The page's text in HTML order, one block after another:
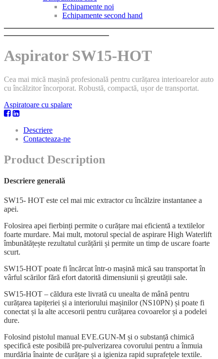
Echipamente noi
Echipamente second hand
Aspirator SW15-HOT
Cea mai mică mașină profesională pentru curățarea interioarelor auto
cu încălzitor încorporat. Robustă, compactă, ușor de transportat.
Aspiratoare cu spalare
Descriere
Contacteaza-ne
Product Description
Descriere generală
SW15- HOT este cel mai mic extractor cu încălzire instantanee a
apei.
Folosirea apei fierbinți permite o curățare mai eficientă a textilelor
foarte murdare. Mai mult, motorul special de aspirare High Waterlift
îmbunătățește rezultatul curățării și permite un timp de uscare foarte
scurt.
SW15-HOT poate fi încărcat într-o mașină mică sau transportat în
vârful scărilor fără efort datorită dimensiunii și greutății sale.
SW15-HOT – căldura este livrată cu unealta de mână pentru
curățarea tapițeriei și a interiorului mașinilor (NS10PN) și poate fi
conectat și la alte accesorii pentru curățarea covoarelor și a podelei
dure.
Folosind pistolul manual EVE.GUN-M și o substanță chimică
specifică este posibilă pre-pulverizarea covorului pentru a înmuia
murdăria înainte de curățare și a igieniza rapid suprafețele textile.